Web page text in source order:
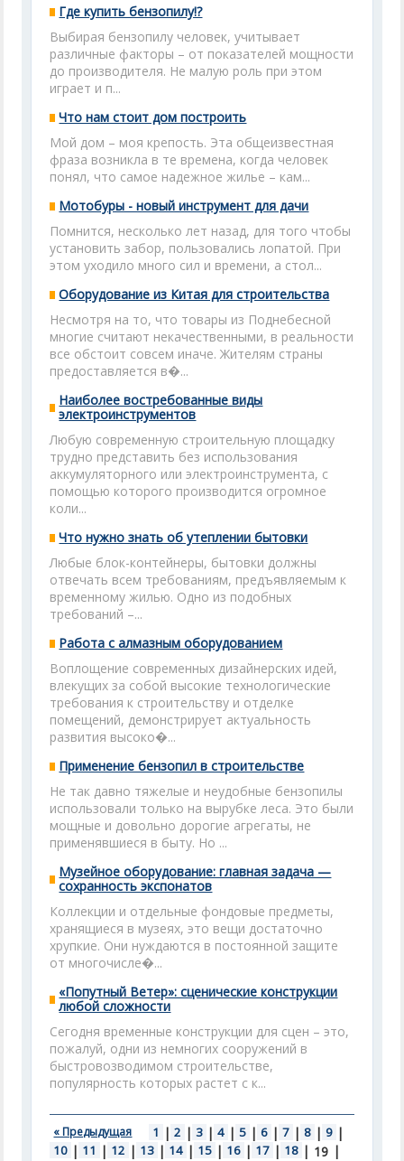
Где купить бензопилу!?
Выбирая бензопилу человек, учитывает
различные факторы – от показателей мощности
до производителя. Не малую роль при этом
играет и п...
Что нам стоит дом построить
Мой дом – моя крепость. Эта общеизвестная
фраза возникла в те времена, когда человек
понял, что самое надежное жилье – кам...
Мотобуры - новый инструмент для дачи
Помнится, несколько лет назад, для того чтобы
установить забор, пользовались лопатой. При
этом уходило много сил и времени, а стол...
Оборудование из Китая для строительства
Несмотря на то, что товары из Поднебесной
многие считают некачественными, в реальности
все обстоит совсем иначе. Жителям страны
предоставляется в�...
Наиболее востребованные виды
электроинструментов
Любую современную строительную площадку
трудно представить без использования
аккумуляторного или электроинструмента, с
помощью которого производится огромное
коли...
Что нужно знать об утеплении бытовки
Любые блок-контейнеры, бытовки должны
отвечать всем требованиям, предъявляемым к
временному жилью. Одно из подобных
требований –...
Работа с алмазным оборудованием
Воплощение современных дизайнерских идей,
влекущих за собой высокие технологические
требования к строительству и отделке
помещений, демонстрирует актуальность
развития высоко�...
Применение бензопил в строительстве
Не так давно тяжелые и неудобные бензопилы
использовали только на вырубке леса. Это были
мощные и довольно дорогие агрегаты, не
применявшиеся в быту. Но ...
Музейное оборудование: главная задача —
сохранность экспонатов
Коллекции и отдельные фондовые предметы,
хранящиеся в музеях, это вещи достаточно
хрупкие. Они нуждаются в постоянной защите
от многочисле�...
«Попутный Ветер»: сценические конструкции
любой сложности
Сегодня временные конструкции для сцен – это,
пожалуй, одни из немногих сооружений в
быстровозводимом строительстве,
популярность которых растет с к...
« Предыдущая 1 | 2 | 3 | 4 | 5 | 6 | 7 | 8 | 9 |
10 | 11 | 12 | 13 | 14 | 15 | 16 | 17 | 18 | 19 |